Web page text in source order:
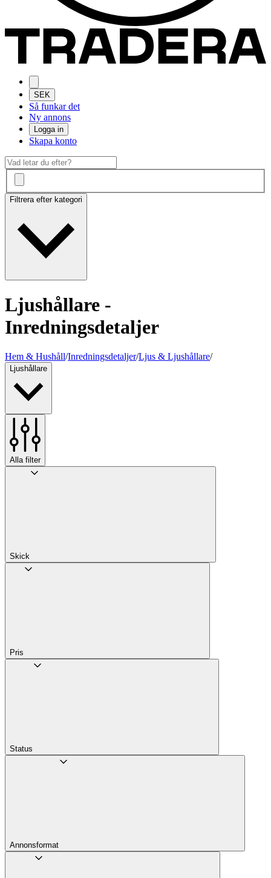
SEK
Så funkar det
Ny annons
Logga in
Skapa konto
Filtrera efter kategori
Ljushållare -
Inredningsdetaljer
Hem & Hushåll/Inredningsdetaljer/Ljus & Ljushållare/
Ljushållare
Alla filter
Skick
Pris
Status
Annons­format